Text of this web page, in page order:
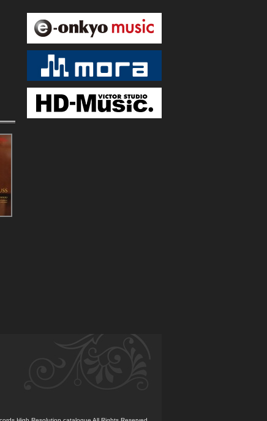
東京メトロポリタン・ブラス・クイ
ンテット
オランダ・バロック、ウー・ウェイ
ユリア・フィッシャー
佐藤しのぶ
京交響楽団 ／高関健 指揮 東京交響
楽団
鈴木舞
フィルハーモニー管弦楽団 ／ライプ